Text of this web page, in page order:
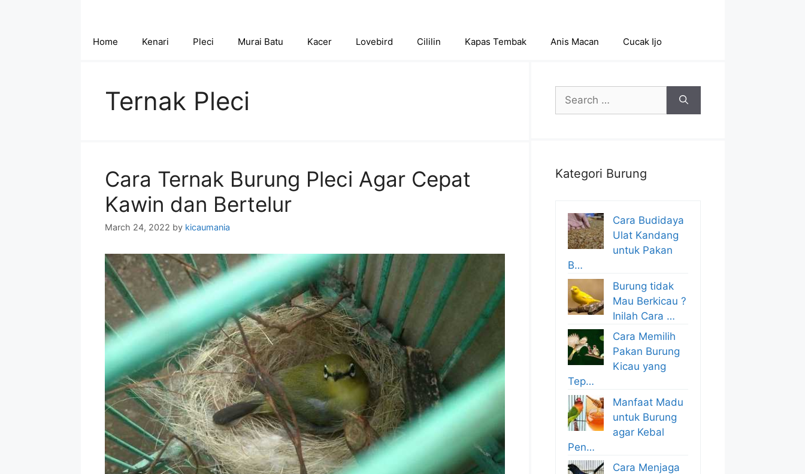
Home Kenari Pleci Murai Batu Kacer Lovebird Cililin Kapas Tembak Anis Macan Cucak Ijo
Ternak Pleci
Cara Ternak Burung Pleci Agar Cepat
Kawin dan Bertelur
March 24, 2022 by kicaumania
Search
for:
Kategori Burung
Cara Budidaya
Ulat Kandang
untuk Pakan
B…
Burung tidak
Mau Berkicau ?
Inilah Cara …
Cara Memilih
Pakan Burung
Kicau yang
Tep…
Manfaat Madu
untuk Burung
agar Kebal
Pen…
Cara Menjaga